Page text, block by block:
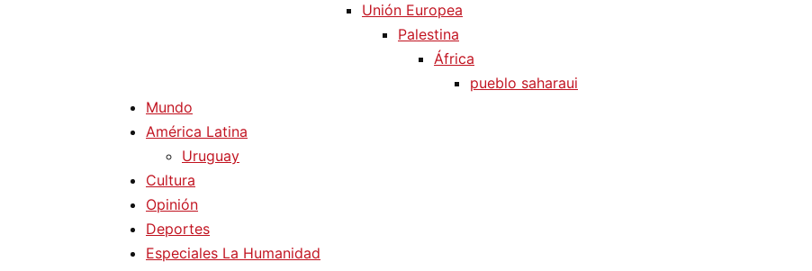
Unión Europea
Palestina
África
pueblo saharaui
Mundo
América Latina
Uruguay
Cultura
Opinión
Deportes
Especiales La Humanidad